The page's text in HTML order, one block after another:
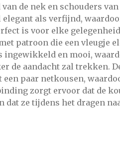
de nek en schouders
als verfijnd,
is voor elke
patroon die een vleugje
en mooi,
de aandacht zal trekken.
paar netkousen,
zorgt ervoor dat de
ze tijdens het dragen